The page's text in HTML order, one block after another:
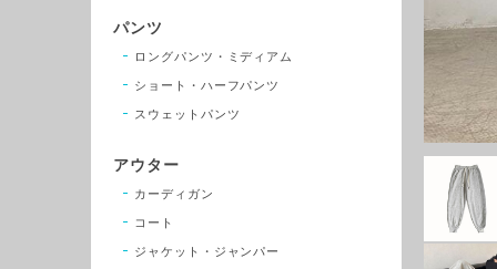
パンツ
ロングパンツ・ミディアム
ショート・ハーフパンツ
スウェットパンツ
アウター
カーディガン
コート
ジャケット・ジャンパー